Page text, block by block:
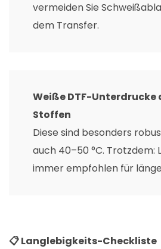
vermeiden Sie
dem Transfer.
Weiße DTF-Unterdrucke
Stoffen
Diese sind besonders
auch 40–50 °C. Trotzdem:
immer empfohlen für
📋 Langlebigkeits-Checkliste